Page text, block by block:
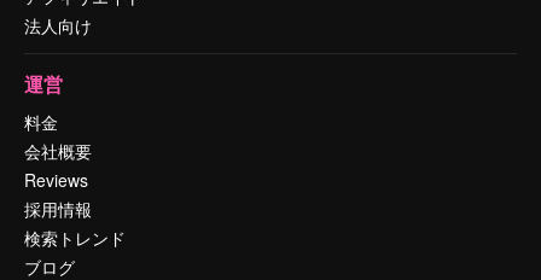
法人向け
運営
料金
会社概要
Reviews
採用情報
検索トレンド
ブログ